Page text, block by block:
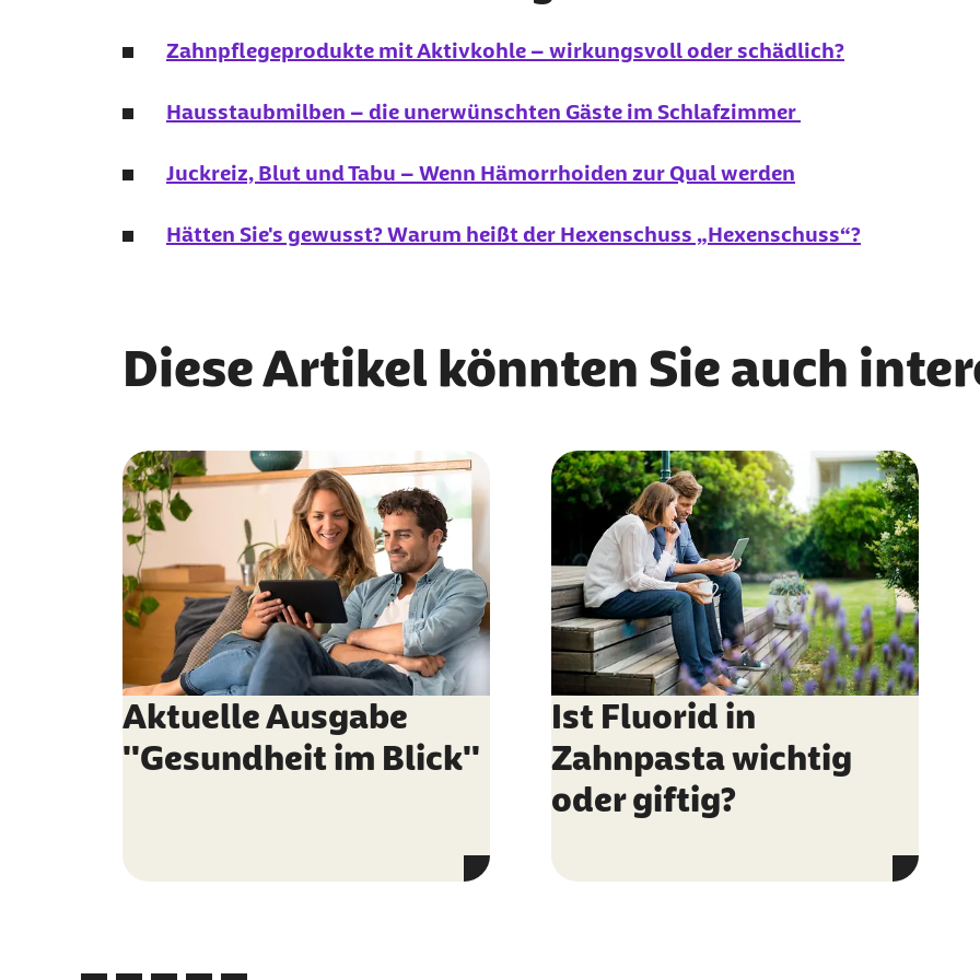
Zahnpflegeprodukte mit Aktivkohle – wirkungsvoll oder schädlich?
Hausstaubmilben – die unerwünschten Gäste im Schlafzimmer
Juckreiz, Blut und Tabu – Wenn Hämorrhoiden zur Qual werden
Hätten Sie's gewusst? Warum heißt der Hexenschuss „Hexenschuss“?
Diese Artikel könnten Sie auch
Aktuelle Ausgabe
"Gesundheit im Blick"
Ist Fluorid in
Zahnpasta wichtig
oder giftig?